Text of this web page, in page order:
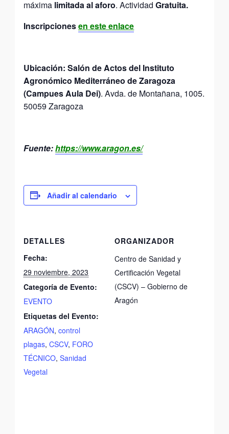
máxima limitada al aforo. ActividadGratuita.
Inscripcionesen este enlace
Ubicación: Salón de Actos del Instituto
Agronómico Mediterráneo de Zaragoza
(Campues Aula Dei). Avda. de Montañana, 1005.
50059 Zaragoza
Fuente:https://www.aragon.es/
Añadir al calendario
DETALLES
Fecha:
29 noviembre, 2023
Categoría de Evento:
EVENTO
Etiquetas del Evento:
ARAGÓN,control
plagas,CSCV, FORO
TÉCNICO,Sanidad
Vegetal
ORGANIZADOR
Centro de Sanidad y
Certificación Vegetal
(CSCV) – Gobierno de
Aragón